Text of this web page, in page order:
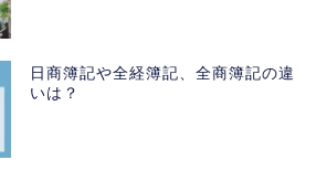
日商簿記や全経簿記、全商簿記の違
いは？